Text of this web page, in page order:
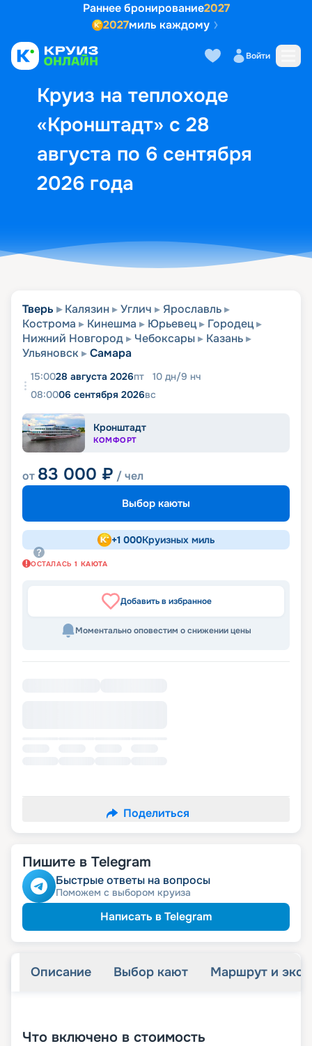
Раннее бронирование2027
2027миль каждому
Войти
Круиз на теплоходе
«Кронштадт» с 28
августа по 6 сентября
2026 года
Выбор кают Маршрут и
Тверь Калязин Углич
Ярославль
Кострома
Кинешма Юрьевец
Городец
Нижний Новгород
Чебоксары
Казань
Ульяновск
Самара
15:0028 августа 2026пт 10 дн/9 нч
08:0006 сентября 2026вс
Кронштадт
КОМФОРТ
от 83 000 ₽ / чел
Выбор каюты
+1 000Круизных миль
ОСТАЛАСЬ 1 КАЮТА
Добавить в избранное
Моментально оповестим о снижении цены
Поделиться
Пишите в Telegram
Быстрые ответы на вопросы
Поможем с выбором круиза
Написать в Telegram
Описание Выбор кают Маршрут и
Что включено в стоимость